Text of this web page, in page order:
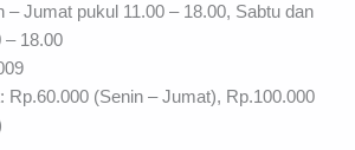
– Jumat pukul 11.00 – 18.00, Sabtu dan
– 18.00
: Rp.60.000 (Senin – Jumat), Rp.100.000